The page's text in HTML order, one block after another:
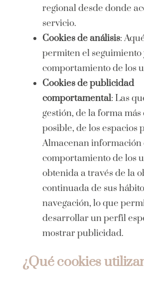
regional desde donde
servicio.
Cookies de análisis:
permiten el seguimiento
comportamiento de los
Cookies de publicidad
comportamental: Las
gestión, de la forma más
posible, de los espacios
Almacenan información
comportamiento de los
obtenida a través de la
continuada de sus
navegación, lo que
desarrollar un perfil
mostrar publicidad.
¿Qué cookies